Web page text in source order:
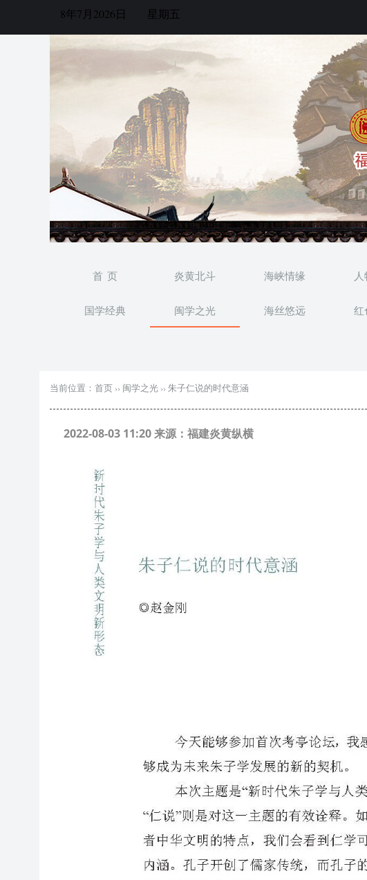
8年7月2026日 星期五
首 页 炎黄北斗 海峡情缘
国学经典 闽学之光 海丝悠远 红
当前位置： 首页 ›› 闽学之光 ›› 朱子仁说的时代意涵
2022-08-03 11:20 来源：福建炎黄纵横